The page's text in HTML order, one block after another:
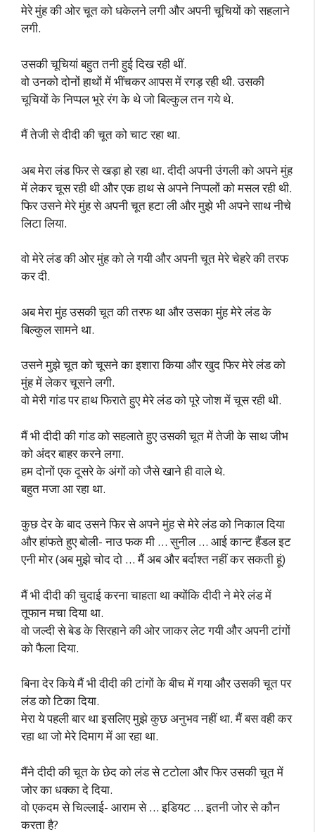
मेरे मुंह की ओर चूत को धकेलने लगी और अपनी चूचियों को सहलाने
लगी.
उसकी चूचियां बहुत तनी हुई दिख रही थीं.
वो उनको दोनों हाथों में भींचकर आपस में रगड़ रही थी. उसकी
चूचियों के निप्पल भूरे रंग के थे जो बिल्कुल तन गये थे.
मैं तेजी से दीदी की चूत को चाट रहा था.
अब मेरा लंड फिर से खड़ा हो रहा था. दीदी अपनी उंगली को अपने मुंह
में लेकर चूस रही थी और एक हाथ से अपने निप्पलों को मसल रही थी.
फिर उसने मेरे मुंह से अपनी चूत हटा ली और मुझे भी अपने साथ नीचे
लिटा लिया.
वो मेरे लंड की ओर मुंह को ले गयी और अपनी चूत मेरे चेहरे की तरफ
कर दी.
अब मेरा मुंह उसकी चूत की तरफ था और उसका मुंह मेरे लंड के
बिल्कुल सामने था.
उसने मुझे चूत को चूसने का इशारा किया और खुद फिर मेरे लंड को
मुंह में लेकर चूसने लगी.
वो मेरी गांड पर हाथ फिराते हुए मेरे लंड को पूरे जोश में चूस रही थी.
मैं भी दीदी की गांड को सहलाते हुए उसकी चूत में तेजी के साथ जीभ
को अंदर बाहर करने लगा.
हम दोनों एक दूसरे के अंगों को जैसे खाने ही वाले थे.
बहुत मजा आ रहा था.
कुछ देर के बाद उसने फिर से अपने मुंह से मेरे लंड को निकाल दिया
और हांफते हुए बोली- नाउ फक मी … सुनील … आई कान्ट हैंडल इट
एनी मोर (अब मुझे चोद दो … मैं अब और बर्दाश्त नहीं कर सकती हूं)
मैं भी दीदी की चुदाई करना चाहता था क्योंकि दीदी ने मेरे लंड में
तूफान मचा दिया था.
वो जल्दी से बेड के सिरहाने की ओर जाकर लेट गयी और अपनी टांगों
को फैला दिया.
बिना देर किये मैं भी दीदी की टांगों के बीच में गया और उसकी चूत पर
लंड को टिका दिया.
मेरा ये पहली बार था इसलिए मुझे कुछ अनुभव नहीं था. मैं बस वही कर
रहा था जो मेरे दिमाग में आ रहा था.
मैंने दीदी की चूत के छेद को लंड से टटोला और फिर उसकी चूत में
जोर का धक्का दे दिया.
वो एकदम से चिल्लाई- आराम से … इडियट … इतनी जोर से कौन
करता है?